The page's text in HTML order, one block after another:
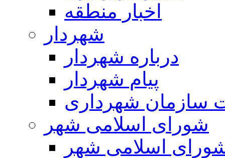
اخبار منطقه
شهردار
درباره شهردار
پیام شهردار
سازمان شهرداری
شورای اسلامی شهر
اسلامی شهر